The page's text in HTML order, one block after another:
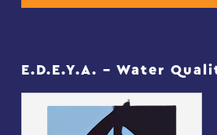
E.D.E.Y.A. – Water